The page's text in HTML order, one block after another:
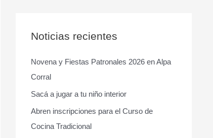
a
p
o
r
:
Noticias recientes
Novena y Fiestas Patronales 2026 en Alpa
Corral
Sacá a jugar a tu niño interior
Abren inscripciones para el Curso de
Cocina Tradicional